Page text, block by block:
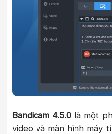
Bandicam 4.5.0 là một
video và màn hình máy